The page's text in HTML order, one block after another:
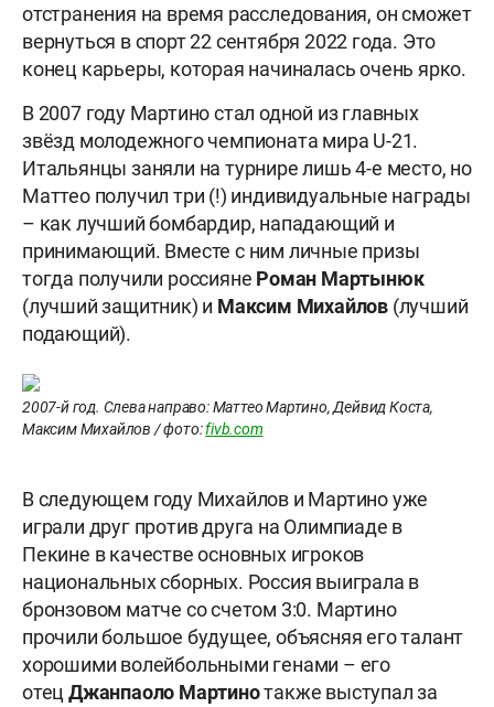
отстранения на время расследования, он сможет
вернуться в спорт 22 сентября 2022 года. Это
конец карьеры, которая начиналась очень ярко.
В 2007 году Мартино стал одной из главных
звёзд молодежного чемпионата мира U-21.
Итальянцы заняли на турнире лишь 4-е место, но
Маттео получил три (!) индивидуальные награды
– как лучший бомбардир, нападающий и
принимающий. Вместе с ним личные призы
тогда получили россияне Роман Мартынюк
(лучший защитник) и Максим Михайлов (лучший
подающий).
2007-й год. Слева направо: Маттео Мартино, Дейвид Коста,
Максим Михайлов / фото:fivb.com
В следующем году Михайлов и Мартино уже
играли друг против друга на Олимпиаде в
Пекине в качестве основных игроков
национальных сборных. Россия выиграла в
бронзовом матче со счетом 3:0. Мартино
прочили большое будущее, объясняя его талант
хорошими волейбольными генами – его
отецДжанпаоло Мартинотакже выступал за